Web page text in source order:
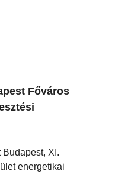
Főváros
XI.
energetikai